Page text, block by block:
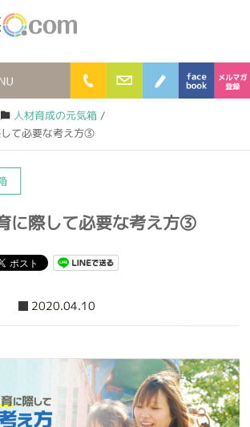
MENU 0120-36-2023
お問合わせフォー
ブログ
人材育成の元気箱/
て必要な考え方③
に際して必要な考え方③
2020.04.10